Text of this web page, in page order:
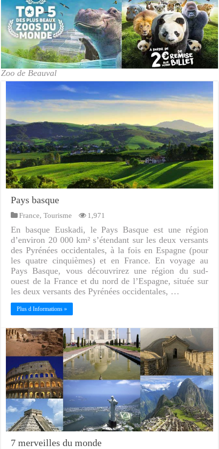
Zoo de Beauval
Pays basque
France,Tourisme 1,971
En basque Euskadi, le Pays Basque est une région
d’environ 20 000 km² s’étendant sur les deux versants
des Pyrénées occidentales, à la fois en Espagne (pour
les quatre cinquièmes) et en France. En voyage au
Pays Basque, vous découvrirez une région du sud-
ouest de la France et du nord de l’Espagne, située sur
les deux versants des Pyrénées occidentales, …
Plus d Informations »
7 merveilles du monde